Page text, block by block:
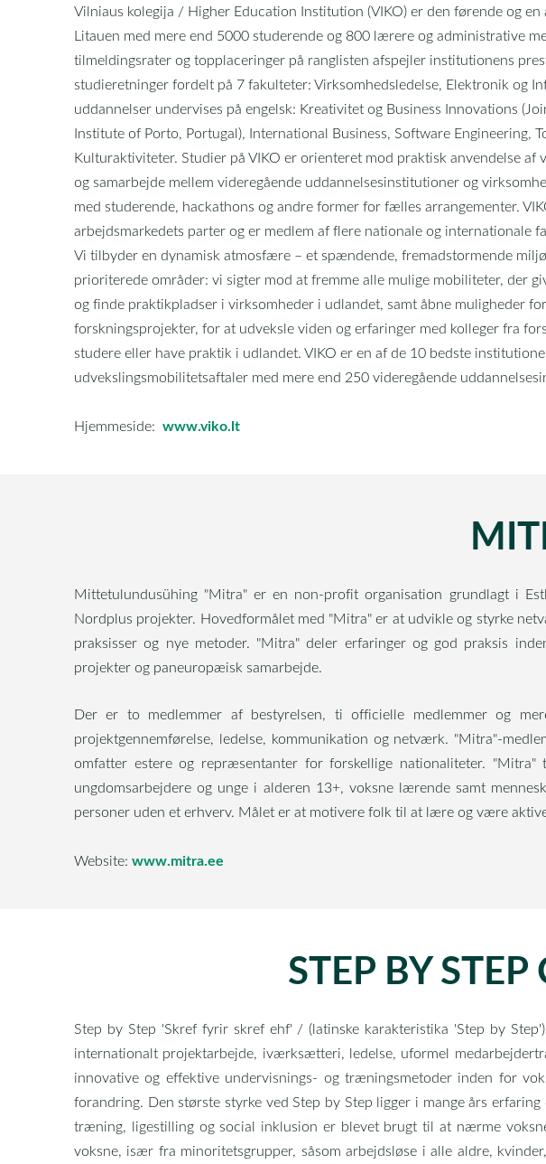
Vilniaus kolegija / Higher Education Institution (VIKO) er den førende og
Litauen med mere end 5000 studerende og 800 lærere og administrative
tilmeldingsrater og topplaceringer på ranglisten afspejler institutionens
studieretninger fordelt på 7 fakulteter: Virksomhedsledelse, Elektronik og
uddannelser undervises på engelsk: Kreativitet og Business Innovations
Institute of Porto, Portugal), International Business, Software Engineering,
Kulturaktiviteter. Studier på VIKO er orienteret mod praktisk anvendelse
og samarbejde mellem videregående uddannelsesinstitutioner og
med studerende, hackathons og andre former for fælles arrangementer.
arbejdsmarkedets parter og er medlem af flere nationale og internationale
Vi tilbyder en dynamisk atmosfære – et spændende, fremadstormende
prioriterede områder: vi sigter mod at fremme alle mulige mobiliteter, der
og finde praktikpladser i virksomheder i udlandet, samt åbne muligheder
forskningsprojekter, for at udveksle viden og erfaringer med kolleger fra
studere eller have praktik i udlandet. VIKO er en af de 10 bedste
udvekslingsmobilitetsaftaler med mere end 250 videregående
Hjemmeside: www.viko.lt
Mittetulundusühing "Mitra" er en non-profit organisation grundlagt i
Nordplus projekter. Hovedformålet med "Mitra" er at udvikle og styrke
praksisser og nye metoder. "Mitra" deler erfaringer og god praksis
projekter og paneuropæisk samarbejde.
Der er to medlemmer af bestyrelsen, ti officielle medlemmer og
projektgennemførelse, ledelse, kommunikation og netværk. "Mitra"-
omfatter estere og repræsentanter for forskellige nationaliteter.
ungdomsarbejdere og unge i alderen 13+, voksne lærende samt
personer uden et erhverv. Målet er at motivere folk til at lære og være
Website: www.mitra.ee
STEP BY
Step by Step 'Skref fyrir skref ehf' / (latinske karakteristika 'Step by
internationalt projektarbejde, iværksætteri, ledelse, uformel
innovative og effektive undervisnings- og træningsmetoder inden for
forandring. Den største styrke ved Step by Step ligger i mange års
træning, ligestilling og social inklusion er blevet brugt til at nærme
voksne, især fra minoritetsgrupper, såsom arbejdsløse i alle aldre,